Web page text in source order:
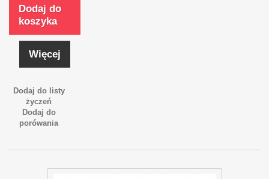
Dodaj do
koszyka
Więcej
Dodaj do listy
życzeń
Dodaj do
porówania